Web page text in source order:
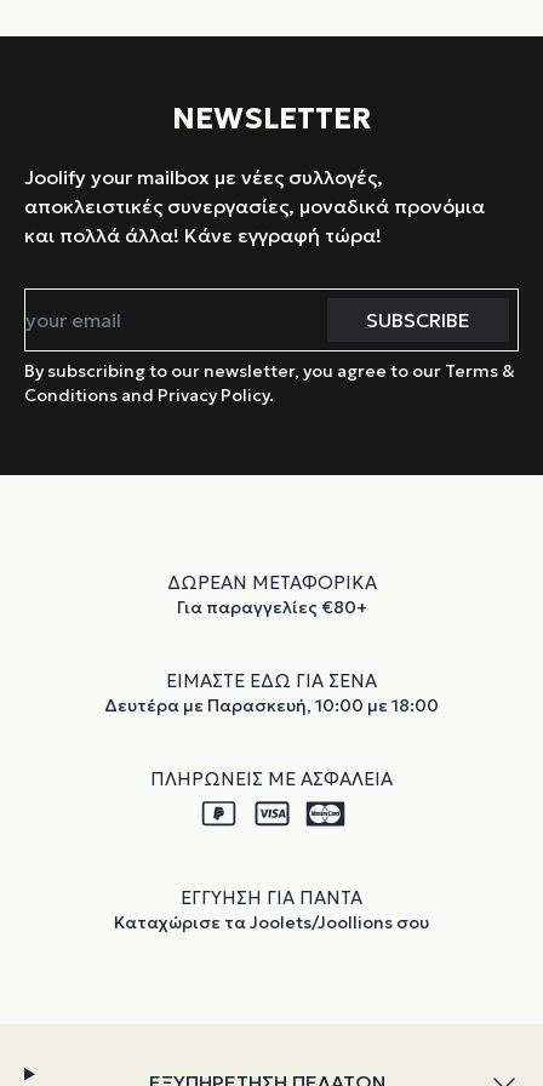
NEWSLETTER
Joolify your mailbox με νέες συλλογές,
αποκλειστικές συνεργασίες, μοναδικά προνόμια
και πολλά άλλα! Κάνε εγγραφή τώρα!
By subscribing to our newsletter, you agree to our Terms &
Conditions and Privacy Policy.
ΔΩΡΕΑΝ ΜΕΤΑΦΟΡΙΚΑ
Για παραγγελίες €80+
ΕΙΜΑΣΤΕ ΕΔΩ ΓΙΑ ΣΕΝΑ
Δευτέρα με Παρασκευή, 10:00 με 18:00
ΠΛΗΡΩΝΕΙΣ ΜΕ ΑΣΦΑΛΕΙΑ
ΕΓΓΥΗΣΗ ΓΙΑ ΠΑΝΤΑ
Καταχώρισε τα Joolets/Joollions σου